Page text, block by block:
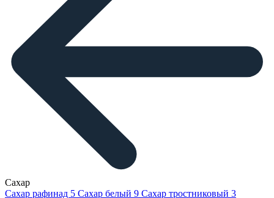
Сахар
Сахар рафинад 5 Сахар белый 9 Сахар тростниковый 3